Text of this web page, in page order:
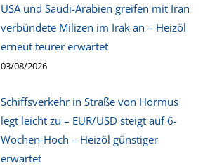
USA und Saudi-Arabien greifen mit Iran
verbündete Milizen im Irak an – Heizöl
erneut teurer erwartet
03/08/2026
Schiffsverkehr in Straße von Hormus
legt leicht zu – EUR/USD steigt auf 6-
Wochen-Hoch – Heizöl günstiger
erwartet